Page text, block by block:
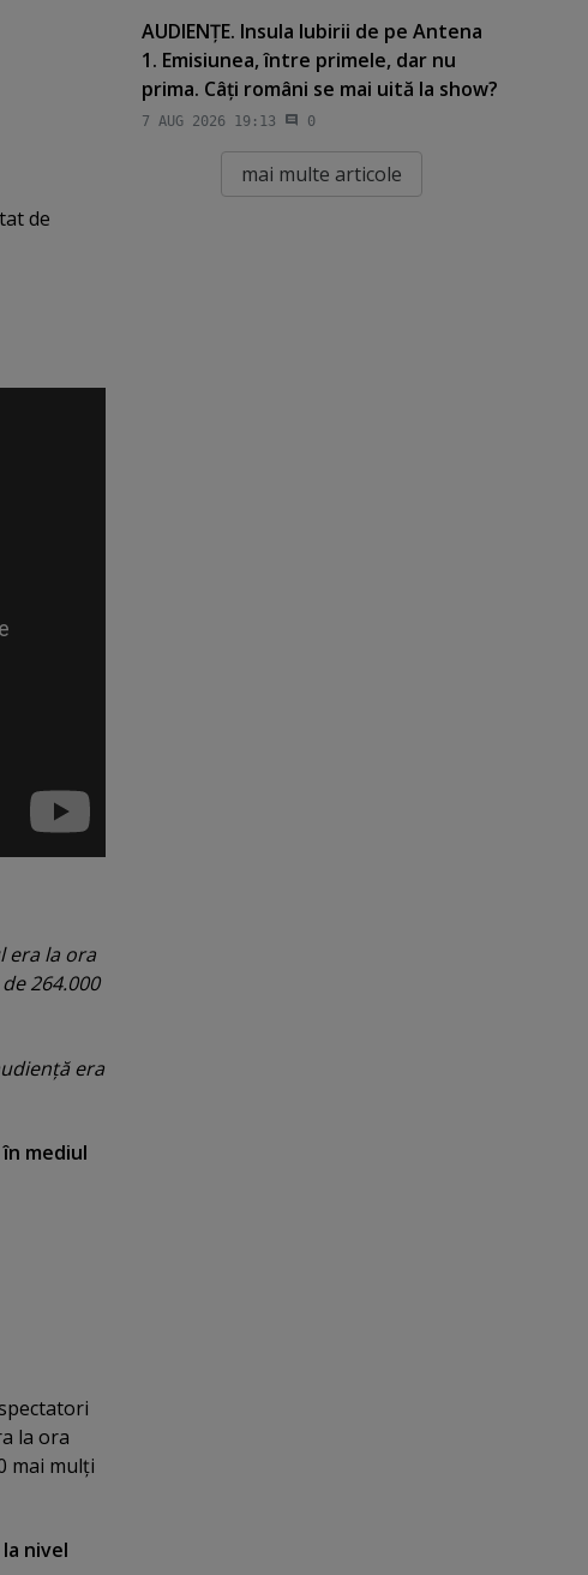
de
era la ora
264.000
era
mediul
la ora
mai mulţi
nivel
AUDIENŢE. Insula Iubirii de pe Antena
1. Emisiunea, între primele, dar nu
prima. Câţi români se mai uită la show?
7 AUG 2026 19:13 0
mai multe articole